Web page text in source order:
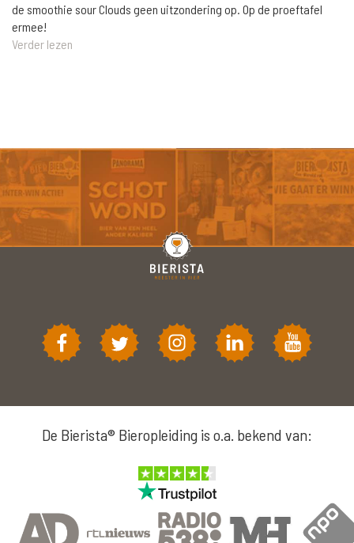
de smoothie sour Clouds geen uitzondering op. Op de proeftafel
ermee!
Verder lezen
De Bierista® Bieropleiding is o.a. bekend van: